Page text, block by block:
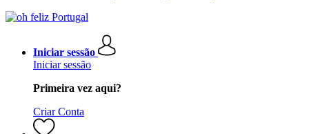
Iniciar sessão
Iniciar sessão
Primeira vez aqui?
Criar Conta